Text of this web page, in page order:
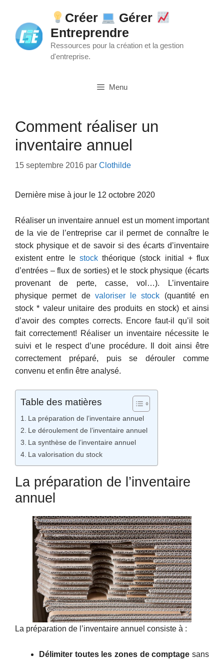
contenu
Créer
Gérer
Entreprendre
Ressources pour la création et la gestion
d'entreprise.
Menu
Comment réaliser un
inventaire annuel
15 septembre 2016 par Clothilde
Dernière mise à jour le 12 octobre 2020
Réaliser un inventaire annuel est un moment important
de la vie de l’entreprise car il permet de connaître le
stock physique et de savoir si des écarts d’inventaire
existent entre le stockthéorique (stock initial + flux
d’entrées – flux de sorties) et le stock physique (écarts
provenant de perte, casse, vol…). L’inventaire
physique permet de valoriser le stock (quantité en
stock * valeur unitaire des produits en stock) et ainsi
d’avoir des comptes corrects. Encore faut-il qu’il soit
fait correctement! Réaliser un inventaire nécessite le
suivi et le respect d’une procédure. Il doit ainsi être
correctement préparé, puis se dérouler comme
convenu et enfin être analysé.
Table des matières
La préparation de l’inventaire annuel
Le déroulement de l’inventaire annuel
La synthèse de l’inventaire annuel
La valorisation du stock
La préparation de l’inventaire
annuel
La préparation de l’inventaire annuel consiste à :
Délimiter toutes les zones de comptage sans